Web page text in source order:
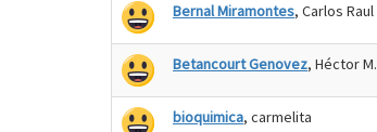
Bernal Miramontes, Carlos Raul
Betancourt Genovez, Héctor M.
bioquimica, carmelita